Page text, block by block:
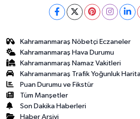
Kahramanmaraş Nöbetçi Eczaneler
Kahramanmaraş Hava Durumu
Kahramanmaraş Namaz Vakitleri
Kahramanmaraş Trafik Yoğunluk
Puan Durumu ve Fikstür
Tüm Manşetler
Son Dakika Haberleri
Haber Arşivi